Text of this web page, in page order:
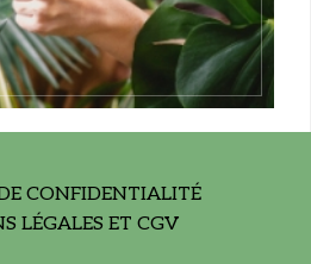
CONFIDENTIALITÉ
LÉGALES ET CGV